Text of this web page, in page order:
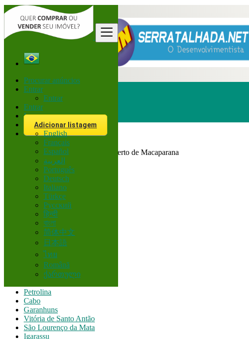
Procurar anúncios
Entrar
Entrar
Entrar
Inscreva-se
Adicionar listagem
English
Français
Español
العربية
Português
Deutsch
Italiano
Türkçe
Русский
हिन्दी
বাংলা
简体中文
日本語
ไทย
Română
ქართული
Procurar
Brasil
Todos Anúncios em 200 km perto de Macaparana
Todas as categorias
Veículos
Corretor
Recife
Jaboatão
Jaboatão dos Guararapes
Olinda
Paulista
Petrolina
Cabo
Garanhuns
Vitória de Santo Antão
São Lourenço da Mata
Igarassu